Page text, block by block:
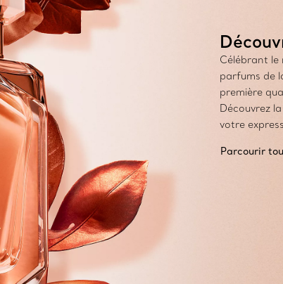
Célébrant le
parfums de
première
Découvrez
votre
Parcourir